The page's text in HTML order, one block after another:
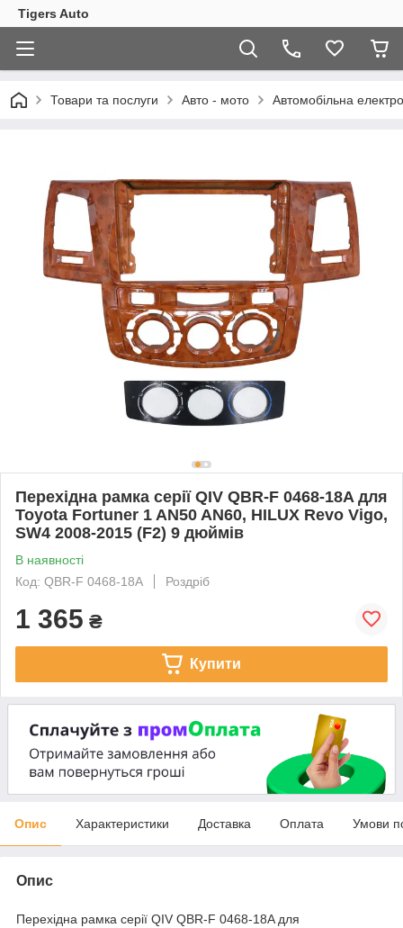
Tigers Auto
Товари та послуги Авто - мото Автомобільна
Перехідна рамка серії QIV QBR-F 0468-18A для
Toyota Fortuner 1 AN50 AN60, HILUX Revo Vigo,
SW4 2008-2015 (F2) 9 дюймів
В наявності
Код: QBR-F 0468-18A
Роздріб
1 365 ₴
Купити
Опис Характеристики Доставка Оплата Умови
Опис
Перехідна рамка серії QIV QBR-F 0468-18A для